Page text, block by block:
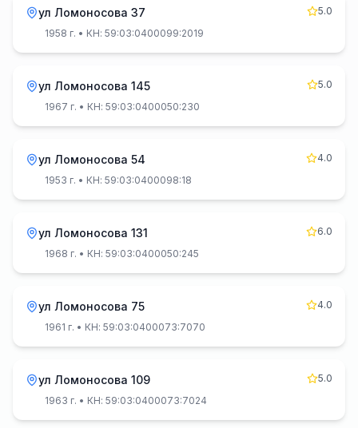
ул Ломоносова 37
5.0
1958 г. • КН: 59:03:0400099:2019
ул Ломоносова 145
5.0
1967 г. • КН: 59:03:0400050:230
ул Ломоносова 54
4.0
1953 г. • КН: 59:03:0400098:18
ул Ломоносова 131
6.0
1968 г. • КН: 59:03:0400050:245
ул Ломоносова 75
4.0
1961 г. • КН: 59:03:0400073:7070
ул Ломоносова 109
5.0
1963 г. • КН: 59:03:0400073:7024